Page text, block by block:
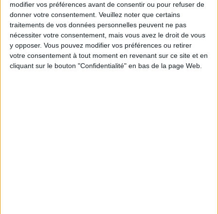
modifier vos préférences avant de consentir ou pour refuser de
donner votre consentement. Veuillez noter que certains
traitements de vos données personnelles peuvent ne pas
nécessiter votre consentement, mais vous avez le droit de vous
y opposer. Vous pouvez modifier vos préférences ou retirer
votre consentement à tout moment en revenant sur ce site et en
cliquant sur le bouton "Confidentialité" en bas de la page Web.